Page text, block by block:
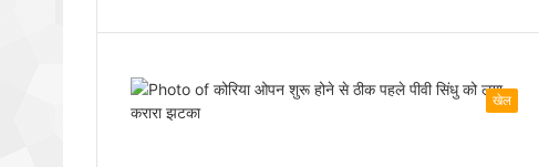
खेल